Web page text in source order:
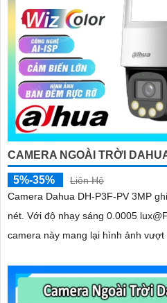
CAMERA NGOÀI TRỜI
5%-35%
Liên Hệ
Camera Dahua DH-P3F-PV 3MP
nét. Với độ nhạy sáng 0.0005 lux@F1.0 và công nghệ AI-ISP,
camera này mang lại hình ảnh vượt